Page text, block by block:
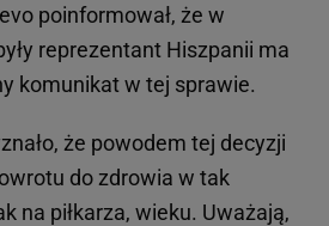
poinformował, że w
reprezentant Hiszpanii ma
komunikat w tej sprawie.
że powodem tej decyzji
do zdrowia w tak
na piłkarza, wieku. Uważają,